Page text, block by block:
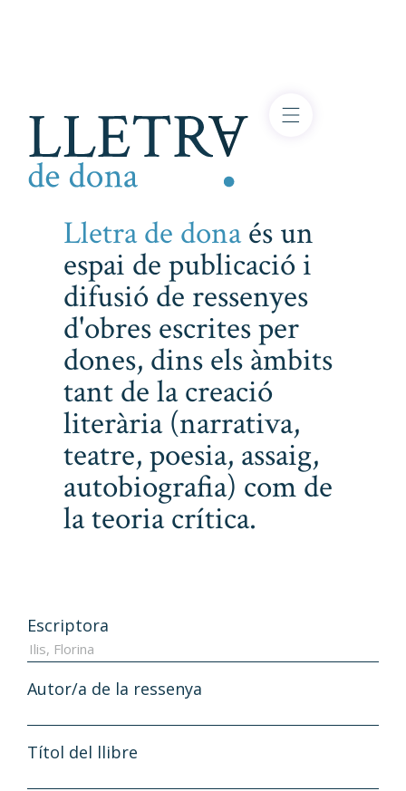
Lletra de donaés un
espai de publicació i
difusió de ressenyes
d'obres escrites per
dones, dins els àmbits
tant de la creació
literària (narrativa,
teatre, poesia, assaig,
autobiografia) com de
la teoria crítica.
Escriptora
Autor/a de la ressenya
Títol del llibre